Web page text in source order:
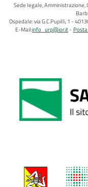
Sede legale,
Ospedale: via G.C.Pupilli, 1 -
E-Mail:info_urp@ior.it